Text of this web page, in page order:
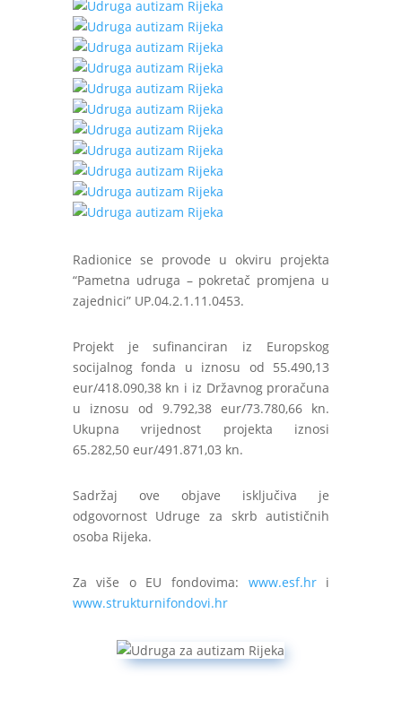
Radionice se provode u okviru projekta
“Pametna udruga – pokretač promjena u
zajednici” UP.04.2.1.11.0453.
Projekt je sufinanciran iz Europskog
socijalnog fonda u iznosu od 55.490,13
eur/418.090,38 kn i iz Državnog proračuna
u iznosu od 9.792,38 eur/73.780,66 kn.
Ukupna vrijednost projekta iznosi
65.282,50 eur/491.871,03 kn.
Sadržaj ove objave isključiva je
odgovornost Udruge za skrb autističnih
osoba Rijeka.
Za više o EU fondovima: www.esf.hri
www.strukturnifondovi.hr